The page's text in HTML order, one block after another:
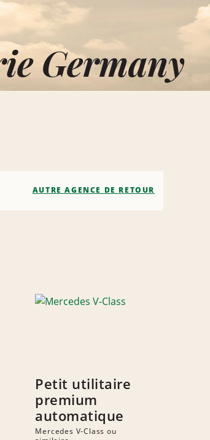
Germany
AUTRE AGENCE DE RETOUR
Petit utilitaire
premium
automatique
Mercedes V-Class ou